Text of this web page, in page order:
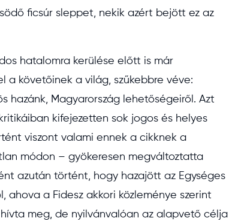
ficsúr sleppet, nekik azért bejött ez az
hatalomra kerülése előtt is már
a követőinek a világ, szűkebbre véve:
hazánk, Magyarország lehetőségeiről. Azt
kifejezetten sok jogos és helyes
viszont valami ennek a cikknek a
módon – gyökeresen megváltoztatta
azután történt, hogy hazajött az Egységes
ahova a Fidesz akkori közleménye szerint
meg, de nyilvánvalóan az alapvető célja